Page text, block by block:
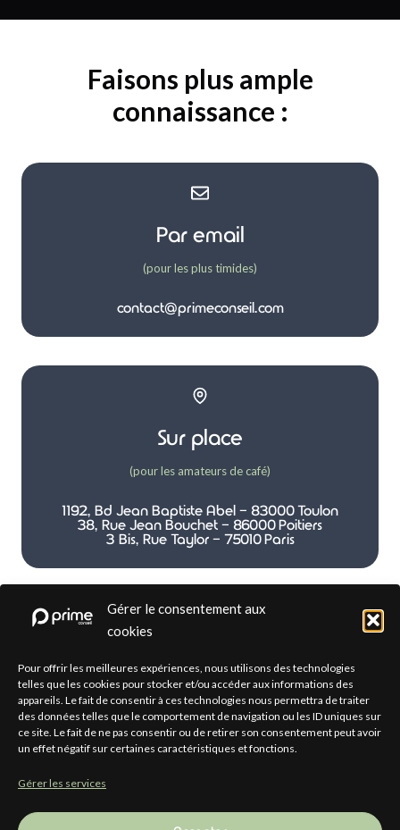
Gérer le consentement aux
cookies
Pour offrir les meilleures expériences, nous utilisons des technologies
telles que les cookies pour stocker et/ou accéder aux informations des
appareils. Le fait de consentir à ces technologies nous permettra de traiter
des données telles que le comportement de navigation ou les ID uniques sur
ce site. Le fait de ne pas consentir ou de retirer son consentement peut avoir
un effet négatif sur certaines caractéristiques et fonctions.
Gérer les services
Faisons plus ample
connaissance :
Par email
(pour les plus timides)
contact@primeconseil.com
Sur place
(pour les amateurs de café)
1192, Bd Jean Baptiste Abel - 83000 Toulon
38, Rue Jean Bouchet - 86000 Poitiers
3 Bis, Rue Taylor - 75010 Paris
Par téléphone
(pour les plus directs)
(+33) 04 12 33 31 01